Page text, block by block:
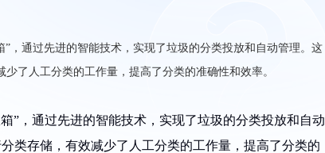
，通过先进的智能技术，实现了垃圾的分类投放和自动管理。这
了人工分类的工作量，提高了分类的准确性和效率。
”，通过先进的智能技术，实现了垃圾的分类投放和自动
类存储，有效减少了人工分类的工作量，提高了分类的